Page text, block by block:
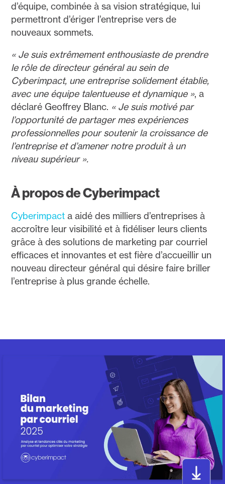
d’équipe, combinée à sa vision stratégique, lui
permettront d’ériger l’entreprise vers de
nouveaux sommets.
« Je suis extrêmement enthousiaste de prendre
le rôle de directeur général au sein de
Cyberimpact, une entreprise solidement établie,
avec une équipe talentueuse et dynamique », a
déclaré Geoffrey Blanc. « Je suis motivé par
l’opportunité de partager mes expériences
professionnelles pour soutenir la croissance de
l’entreprise et d’amener notre produit à un
niveau supérieur ».
À propos de Cyberimpact
Cyberimpact a aidé des milliers d’entreprises à
accroître leur visibilité et à fidéliser leurs clients
grâce à des solutions de marketing par courriel
efficaces et innovantes et est fière d’accueillir un
nouveau directeur général qui désire faire briller
l’entreprise à plus grande échelle.